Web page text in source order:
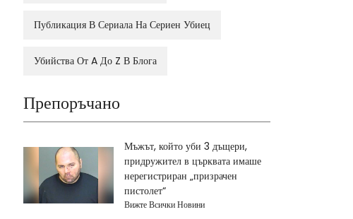
Публикация В Сериала На Сериен Убиец
Убийства От A До Z В Блога
Препоръчано
Мъжът, който уби 3 дъщери,
придружител в църквата имаше
нерегистриран „призрачен
пистолет“
Вижте Всички Новини